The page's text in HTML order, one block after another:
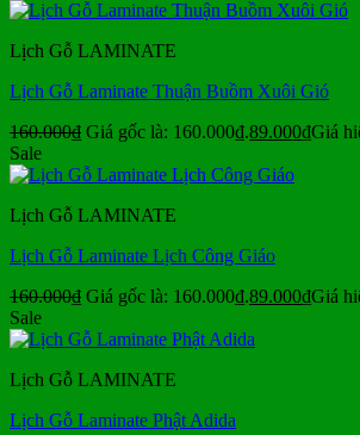
Lịch Gỗ LAMINATE
Lịch Gỗ Laminate Thuận Buồm Xuôi Gió
160.000₫ Giá gốc là: 160.000₫.89.000₫Giá
Sale
Lịch Gỗ LAMINATE
Lịch Gỗ Laminate Lịch Công Giáo
160.000₫ Giá gốc là: 160.000₫.89.000₫Giá
Sale
Lịch Gỗ LAMINATE
Lịch Gỗ Laminate Phật Adida